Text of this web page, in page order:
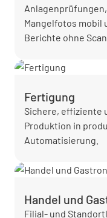
Mangelfotos
Berichte ohne
Fertigung
Sichere, effiziente
Produktion in
Automatisierung.
Handel und
Filial- und